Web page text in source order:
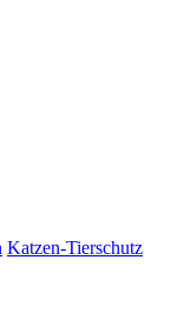
Katzen-Tierschutz